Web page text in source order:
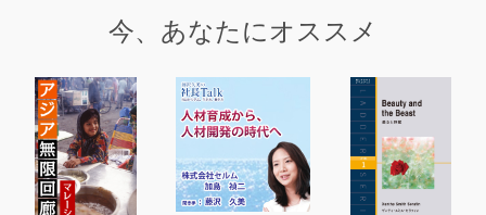
今、あなたにオススメ